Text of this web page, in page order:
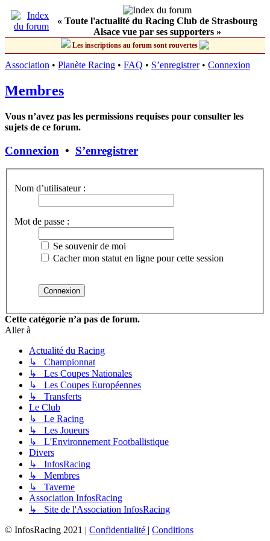
« Toute l'actualité du Racing Club de Strasbourg
Alsace vue par ses supporters »
Les inscriptions au forum sont rouvertes
Association • Planète Racing • FAQ • S’enregistrer• Connexion
Membres
Vous n’avez pas les permissions requises pour consulter les
sujets de ce forum.
Connexion • S’enregistrer
Nom d’utilisateur :
Mot de passe :
Se souvenir de moi
Cacher mon statut en ligne pour cette session
Cette catégorie n’a pas de forum.
Aller à
Actualité du Racing
↳ Championnat
↳ Les Coupes Nationales
↳ Les Coupes Européennes
↳ Transferts
Le Club
↳ Le Racing
↳ Les Joueurs
↳ L'Environnement Footballistique
Divers
↳ InfosRacing
↳ Membres
↳ Taverne
Association InfosRacing
↳ Site de l'Association InfosRacing
© InfosRacing 2021 | Confidentialité | Conditions